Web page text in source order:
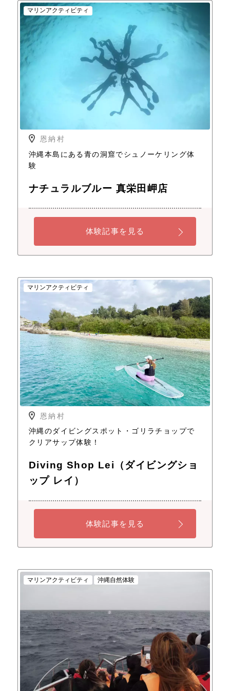
マリンアクティビティ
恩納村
沖縄本島にある青の洞窟でシュノーケリング体
験
ナチュラルブルー 真栄田岬店
体験記事を見る
マリンアクティビティ
恩納村
沖縄のダイビングスポット・ゴリラチョップで
クリアサップ体験！
Diving Shop Lei（ダイビングショ
ップ レイ）
体験記事を見る
マリンアクティビティ 沖縄自然体験